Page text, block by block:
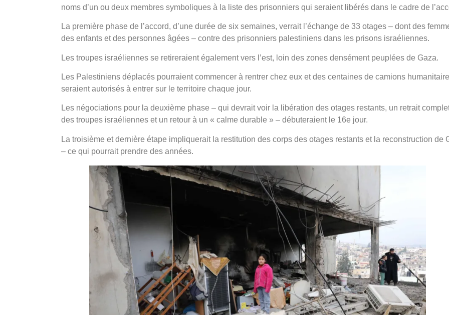
noms d’un ou deux membres symboliques à la liste des prisonniers qui seraient libérés dans le cadre de
La première phase de l’accord, d’une durée de six semaines, verrait l’échange de 33 otages – dont des
des enfants et des personnes âgées – contre des prisonniers palestiniens dans les prisons israéliennes.
Les troupes israéliennes se retireraient également vers l’est, loin des zones densément peuplées de Gaza.
Les Palestiniens déplacés pourraient commencer à rentrer chez eux et des centaines de camions
seraient autorisés à entrer sur le territoire chaque jour.
Les négociations pour la deuxième phase – qui devrait voir la libération des otages restants, un retrait
des troupes israéliennes et un retour à un « calme durable » – débuteraient le 16e jour.
La troisième et dernière étape impliquerait la restitution des corps des otages restants et la reconstruction de
– ce qui pourrait prendre des années.